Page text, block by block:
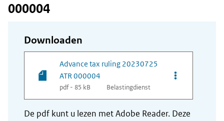
000004
Downloaden
Advance tax ruling 20230725
ATR 000004
pdf - 85 kB Belastingdienst
Opties van
De pdf kunt u lezen met Adobe Reader. Deze